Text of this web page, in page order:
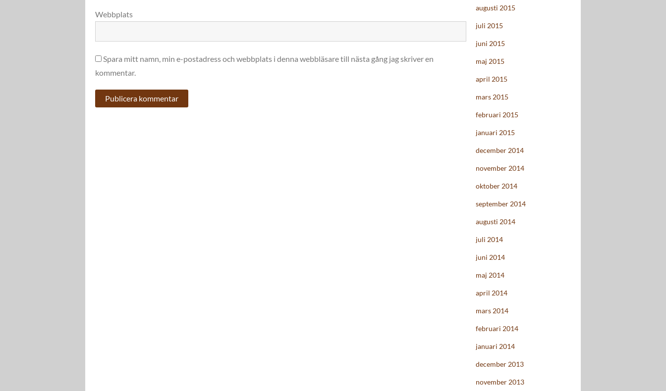
Webbplats
Spara mitt namn, min e-postadress och webbplats i denna webbläsare till nästa gång jag skriver en
kommentar.
augusti 2015
juli 2015
juni 2015
maj 2015
april 2015
mars 2015
februari 2015
januari 2015
december 2014
november 2014
oktober 2014
september 2014
augusti 2014
juli 2014
juni 2014
maj 2014
april 2014
mars 2014
februari 2014
januari 2014
december 2013
november 2013